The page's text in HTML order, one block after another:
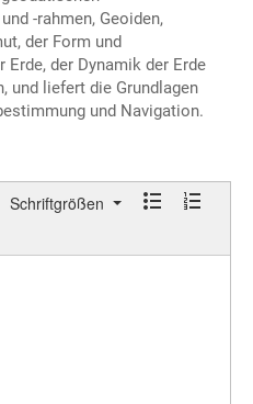
-rahmen, Geoiden,
der Form und
Erde, der Dynamik der Erde
und liefert die Grundlagen
und Navigation.
Schriftgrößen